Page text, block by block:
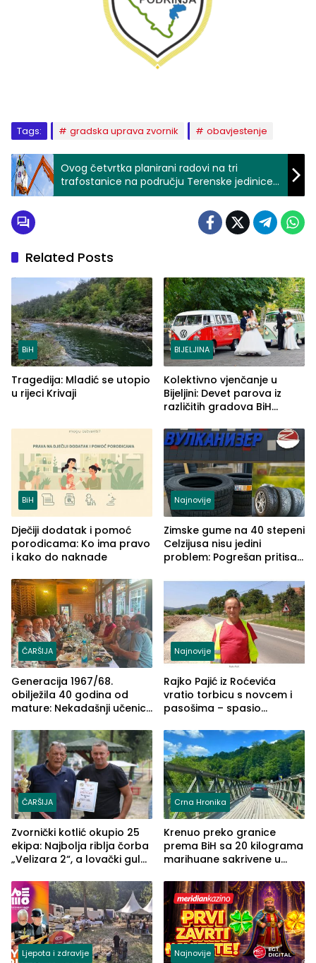
Tags: gradska uprava zvornik obavjestenje
Ovog četvrtka planirani radovi na tri
trafostanice na području Terenske jedinice
Zvornik, bez struje korisnici u tri naselja
Related Posts
BiH
Tragedija: Mladić se utopio
u rijeci Krivaji
BIJELJINA
Kolektivno vjenčanje u
Bijeljini: Devet parova iz
različitih gradova BiH
BiH
Dječiji dodatak i pomoć
porodicama: Ko ima pravo
i kako do naknade
Najnovije
Zimske gume na 40 stepeni
Celzijusa nisu jedini
problem: Pogrešan pritisak
ČARŠIJA
Generacija 1967/68.
obilježila 40 godina od
mature: Nekadašnji učenici
(FOTO)
Najnovije
Rajko Pajić iz Roćevića
vratio torbicu s novcem i
pasošima – spasio
Grčkoj
ČARŠIJA
Zvornički kotlić okupio 25
ekipa: Najbolja riblja čorba
„Velizara 2“, a lovački gulaš
Crna Hronika
Krenuo preko granice
prema BiH sa 20 kilograma
marihuane sakrivene u
Ljepota i zdravlje Najnovije